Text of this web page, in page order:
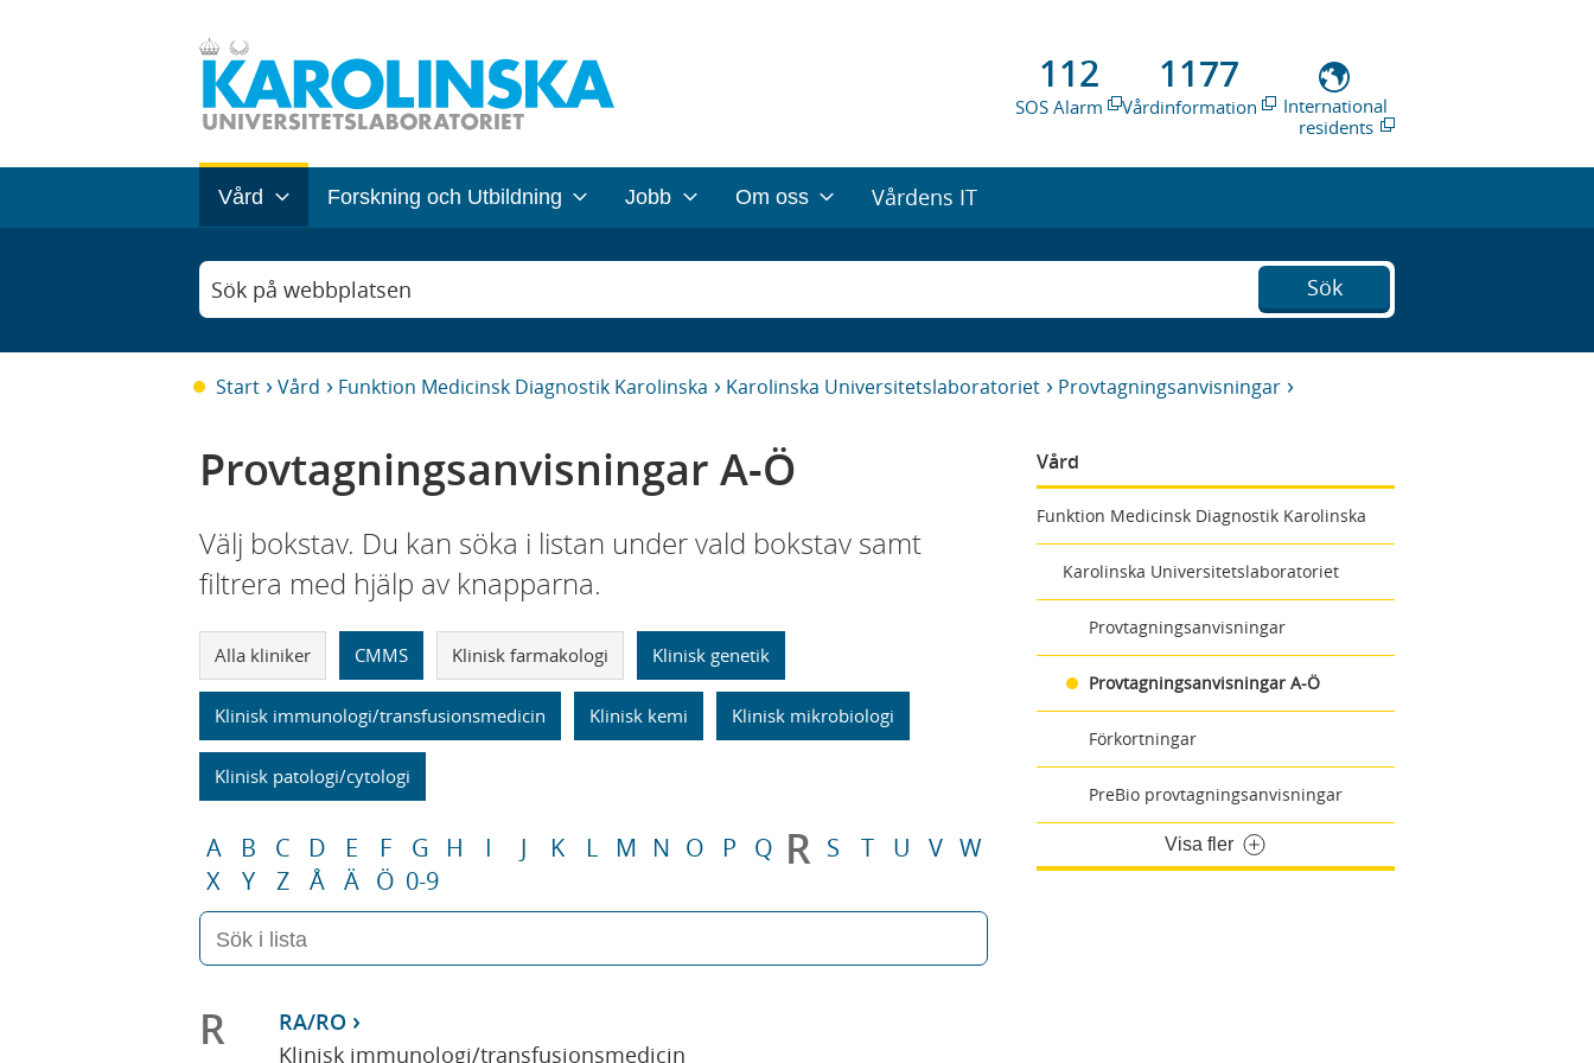
112
SOS Alarm
1177
Vårdinformation
International
residents
Vård Forskning och Utbildning Jobb Om oss Vårdens IT
Sök på webbplatsen Sök
Start Vård Funktion Medicinsk Diagnostik Karolinska Karolinska Universitetslaboratoriet Provtagningsanvisningar
Vård
Funktion Medicinsk Diagnostik Karolinska
Karolinska Universitetslaboratoriet
Provtagningsanvisningar
Provtagningsanvisningar A-Ö
Förkortningar
PreBio provtagningsanvisningar
Visa fler
Provtagningsanvisningar A-Ö
Välj bokstav. Du kan söka i listan under vald bokstav samt
filtrera med hjälp av knapparna.
Alla kliniker CMMS Klinisk farmakologi Klinisk genetik
Klinisk immunologi/transfusionsmedicin Klinisk kemi Klinisk mikrobiologi
Klinisk patologi/cytologi
A B C D E F G H I J K L M N O P Q R S T U V W
X
Y Z Å Ä Ö 0-9
R
RA/RO
Klinisk immunologi/transfusionsmedicin